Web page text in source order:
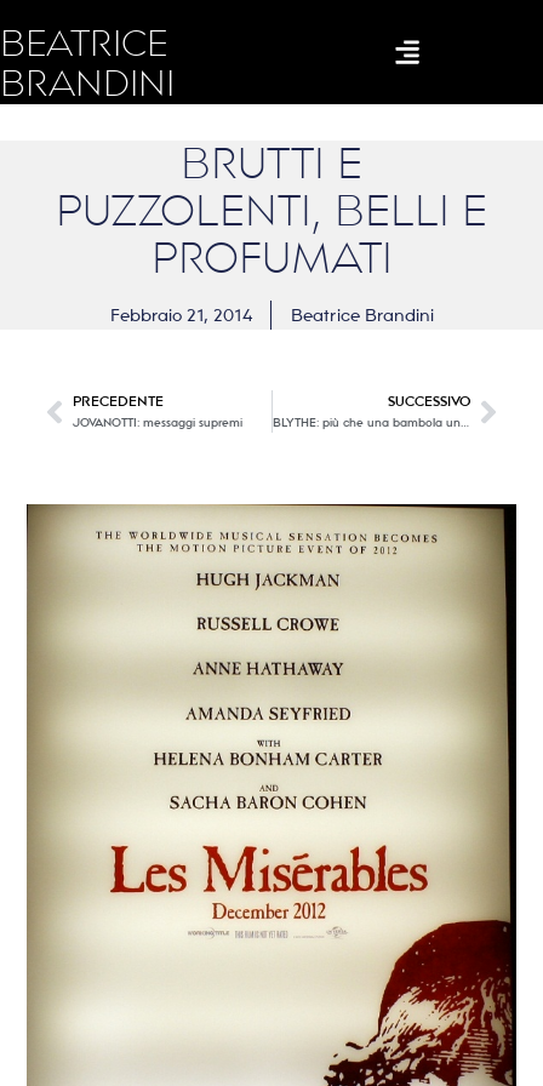
BEATRICE
BRANDINI
BRUTTI E
PUZZOLENTI, BELLI E
PROFUMATI
Febbraio 21, 2014 Beatrice Brandini
PRECEDENTE
JOVANOTTI: messaggi supremi
SUCCESSIVO
BLYTHE: più che una bambola un icona di stile!